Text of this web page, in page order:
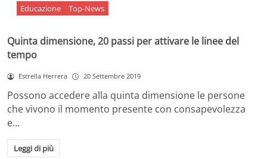
Educazione Top-News
Quinta dimensione, 20 passi per attivare le linee del
tempo
Estrella Herrera 20 Settembre 2019
Possono accedere alla quinta dimensione le persone
che vivono il momento presente con consapevolezza
e…
Leggi di più